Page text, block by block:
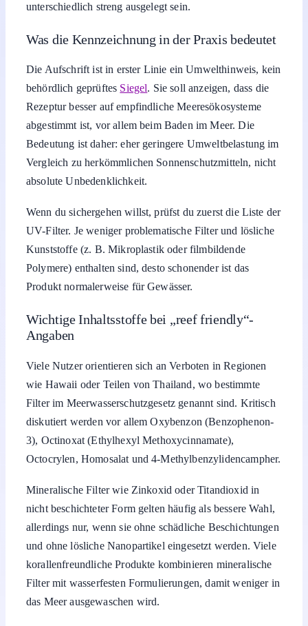
unterschiedlich streng ausgelegt sein.
Was die Kennzeichnung in der Praxis bedeutet
Die Aufschrift ist in erster Linie ein Umwelthinweis, kein
behördlich geprüftes Siegel. Sie soll anzeigen, dass die
Rezeptur besser auf empfindliche Meeresökosysteme
abgestimmt ist, vor allem beim Baden im Meer. Die
Bedeutung ist daher: eher geringere Umweltbelastung im
Vergleich zu herkömmlichen Sonnenschutzmitteln, nicht
absolute Unbedenklichkeit.
Wenn du sichergehen willst, prüfst du zuerst die Liste der
UV-Filter. Je weniger problematische Filter und lösliche
Kunststoffe (z. B. Mikroplastik oder filmbildende
Polymere) enthalten sind, desto schonender ist das
Produkt normalerweise für Gewässer.
Wichtige Inhaltsstoffe bei „reef friendly“-
Angaben
Viele Nutzer orientieren sich an Verboten in Regionen
wie Hawaii oder Teilen von Thailand, wo bestimmte
Filter im Meerwasserschutzgesetz genannt sind. Kritisch
diskutiert werden vor allem Oxybenzon (Benzophenon-
3), Octinoxat (Ethylhexyl Methoxycinnamate),
Octocrylen, Homosalat und 4-Methylbenzylidencampher.
Mineralische Filter wie Zinkoxid oder Titandioxid in
nicht beschichteter Form gelten häufig als bessere Wahl,
allerdings nur, wenn sie ohne schädliche Beschichtungen
und ohne lösliche Nanopartikel eingesetzt werden. Viele
korallenfreundliche Produkte kombinieren mineralische
Filter mit wasserfesten Formulierungen, damit weniger in
das Meer ausgewaschen wird.